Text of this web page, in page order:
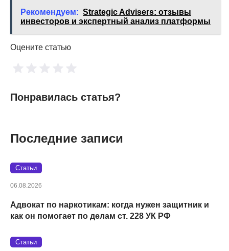
Рекомендуем: Strategic Advisers: отзывы
инвесторов и экспертный анализ платформы
Оцените статью
Понравилась статья?
Последние записи
Статьи
06.08.2026
Адвокат по наркотикам: когда нужен защитник и
как он помогает по делам ст. 228 УК РФ
Статьи